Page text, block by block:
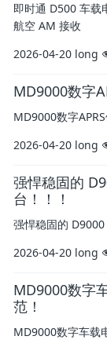
即时通 D500 车载
航空 AM 接收
2026-04-20 long
MD9000数字
MD9000数字
2026-04-20 long
强悍稳固的
台！！！
强悍稳固的
2026-04-20 long
MD9000数字
范！
MD9000数字车载